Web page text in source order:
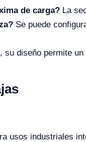
de carga? La
Se puede
su diseño permite
usos industriales